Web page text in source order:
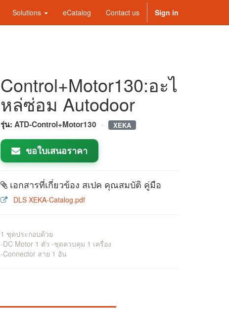
Solutions eCatalog Contact us Sign in
Control+Motor130:อะไ
หล่ซ่อม Autodoor
รุ่น: ATD-Control+Motor130 · XEKA
ขอใบเสนอราคา
เอกสารที่เกี่ยวข้อง สเปค คุณสมบัติ คู่มือ
DLS XEKA-Catalog.pdf
1 ชุดประกอบด้วย
-DC Motor 1 ตัว -ชุดควบคุม 1 เครื่อง
-Connector สาย 1 อัน